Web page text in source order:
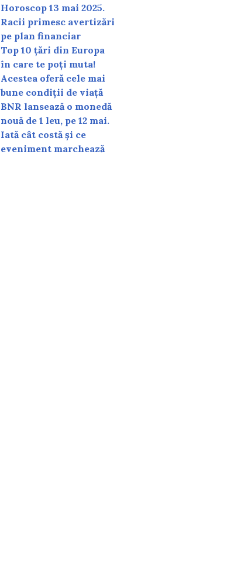
Horoscop 13 mai 2025.
Racii primesc avertizări
pe plan financiar
Top 10 țări din Europa
în care te poți muta!
Acestea oferă cele mai
bune condiții de viață
BNR lansează o monedă
nouă de 1 leu, pe 12 mai.
Iată cât costă și ce
eveniment marchează